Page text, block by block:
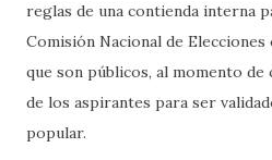
reglas de una contienda interna
Comisión Nacional de
que son públicos, al momento
de los aspirantes para ser
popular.